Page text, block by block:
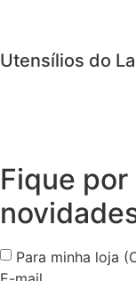
Utensílios do
Fique
Para minha loja